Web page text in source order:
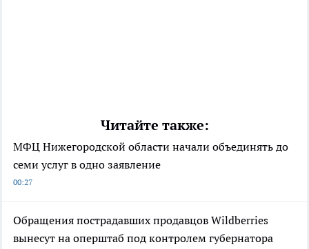
Читайте также:
МФЦ Нижегородской области начали объединять до
семи услуг в одно заявление
00:27
Обращения пострадавших продавцов Wildberries
вынесут на оперштаб под контролем губернатора